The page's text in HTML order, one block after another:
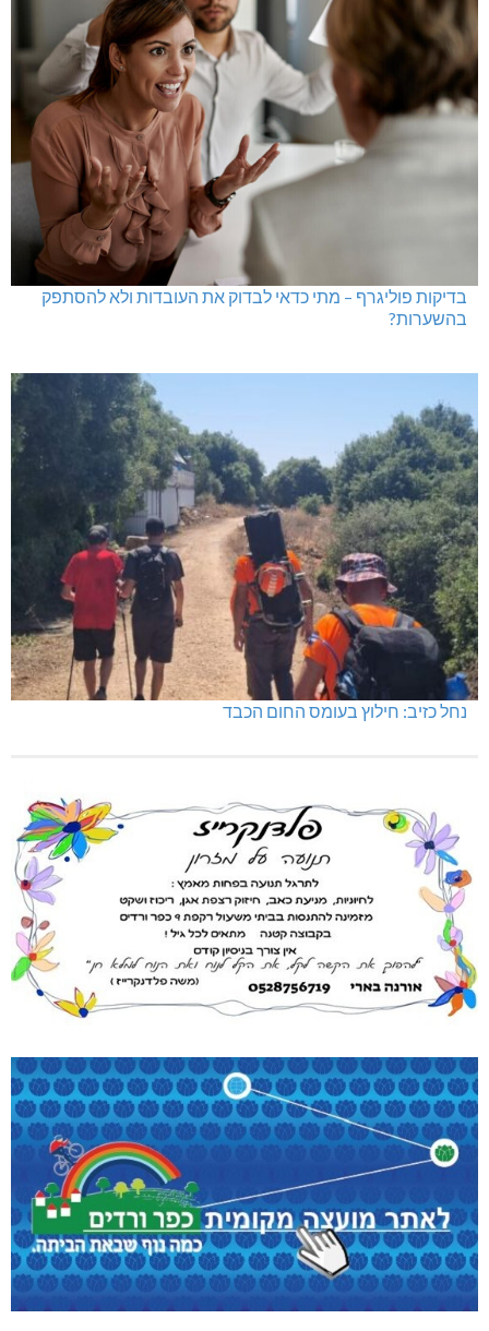
בדיקות פוליגרף – מתי כדאי לבדוק את העובדות ולא להסתפק
בהשערות?
נחל כזיב: חילוץ בעומס החום הכבד